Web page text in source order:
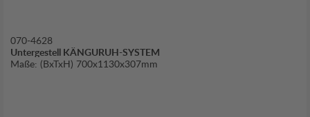
070-4628
Untergestell KÄNGURUH-SYSTEM
Maße: (BxTxH) 700x1130x307mm